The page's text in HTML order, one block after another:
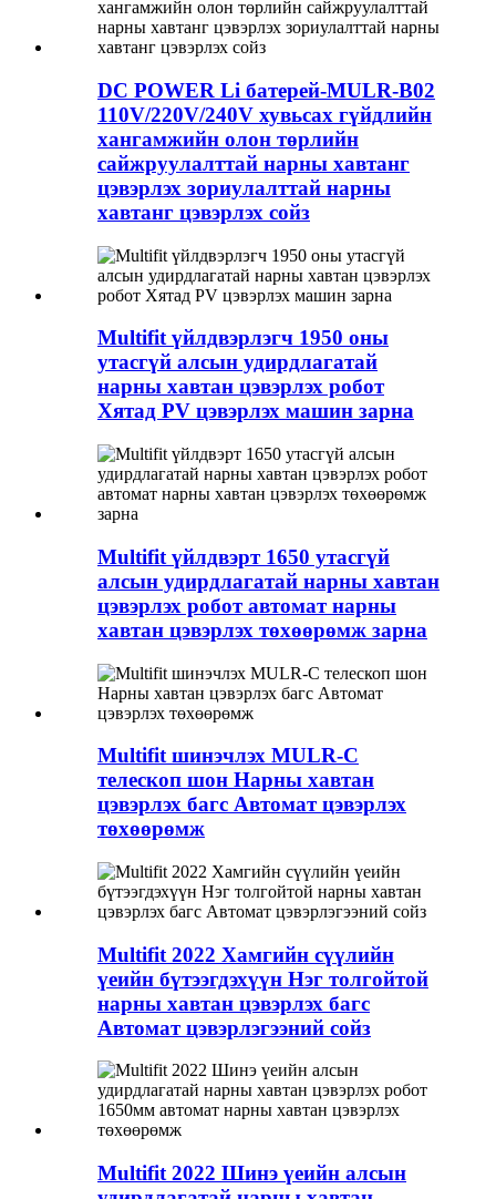
DC POWER Li батерей-MULR-B02
110V/220V/240V хувьсах гүйдлийн
хангамжийн олон төрлийн
сайжруулалттай нарны хавтанг
цэвэрлэх зориулалттай нарны
хавтанг цэвэрлэх сойз
Multifit үйлдвэрлэгч 1950 оны
утасгүй алсын удирдлагатай
нарны хавтан цэвэрлэх робот
Хятад PV цэвэрлэх машин зарна
Multifit үйлдвэрт 1650 утасгүй
алсын удирдлагатай нарны хавтан
цэвэрлэх робот автомат нарны
хавтан цэвэрлэх төхөөрөмж зарна
Multifit шинэчлэх MULR-C
телескоп шон Нарны хавтан
цэвэрлэх багс Автомат цэвэрлэх
төхөөрөмж
Multifit 2022 Хамгийн сүүлийн
үеийн бүтээгдэхүүн Нэг толгойтой
нарны хавтан цэвэрлэх багс
Автомат цэвэрлэгээний сойз
Multifit 2022 Шинэ үеийн алсын